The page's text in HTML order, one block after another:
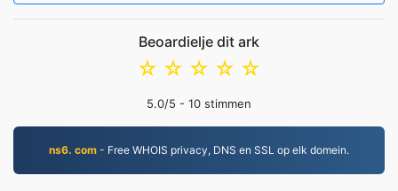
Beoardielje dit ark
☆
☆
☆
☆
☆
5.0/5 - 10 stimmen
ns6. com - Free WHOIS privacy, DNS en SSL op elk domein.